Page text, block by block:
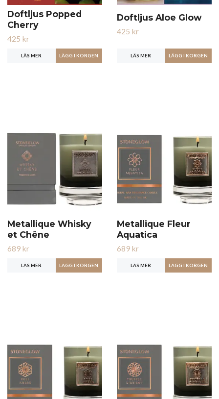
Doftljus Popped
Cherry
425 kr
LÄS MER
Doftljus Aloe Glow
425 kr
LÄS MER
Metallique Whisky
et Chêne
689 kr
LÄS MER
Metallique Fleur
Aquatica
689 kr
LÄS MER